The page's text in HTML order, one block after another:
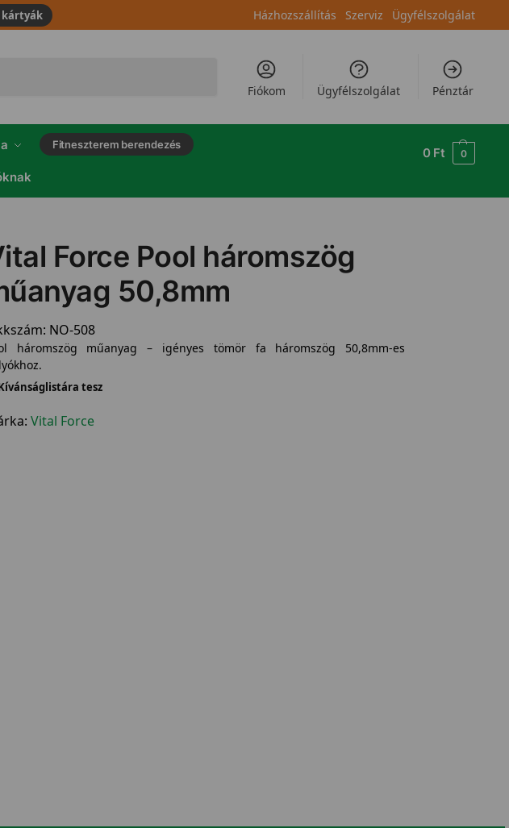
kártyák Házhozszállítás Szerviz Ügyfélszolgálat
Fiókom Ügyfélszolgálat Pénztár
Fitneszterem berendezés
0 Ft 0
Force Pool háromszög
50,8mm
NO-508
háromszög műanyag – igényes tömör fa háromszög 50,8mm-es
tesz
Vital Force